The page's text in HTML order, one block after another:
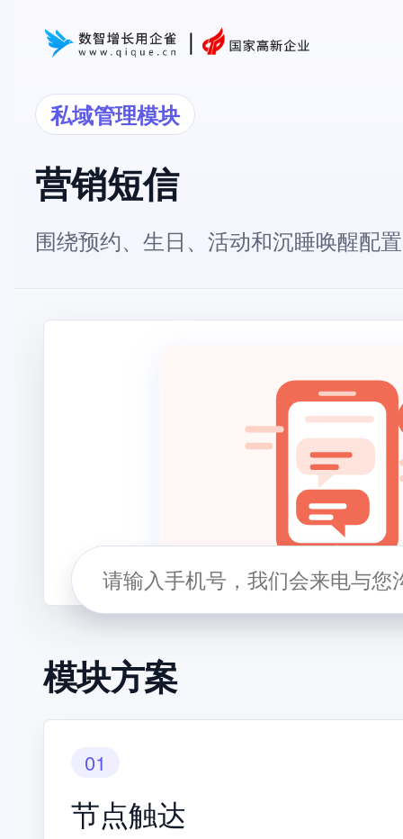
私域管理模块
营销短信
围绕预约、生日、活动和沉睡唤醒配
模块方案
01
节点触达